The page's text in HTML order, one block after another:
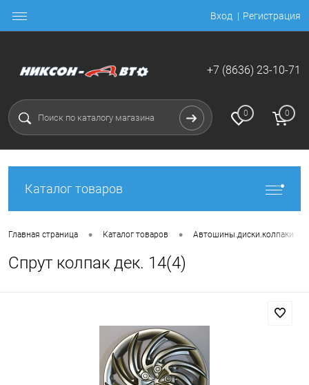
Вход Регистрация
+7 (8636) 23-10-71
0 0
Каталог товаров
Главная страница • Каталог товаров • Автошины.диски.колпаки
Спрут колпак дек. 14(4)